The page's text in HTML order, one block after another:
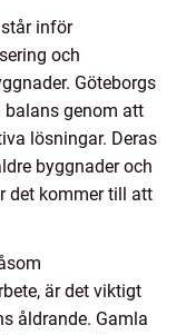
inför
och
Göteborgs
balans genom att
lösningar. Deras
byggnader och
det kommer till att
är det viktigt
åldrande. Gamla